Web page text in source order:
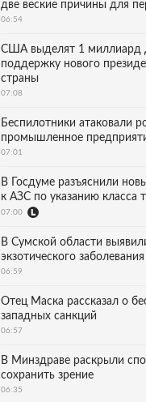
две веские причины для
06:54
США выделят 1 миллиард
поддержку нового
страны
07:08
Беспилотники атаковали
промышленное
07:01
В Госдуме разъяснили
к АЗС по указанию класса
07:00
В Сумской области
экзотического заболевания
06:59
Отец Маска рассказал о
западных санкций
06:57
В Минздраве раскрыли
сохранить зрение
06:35